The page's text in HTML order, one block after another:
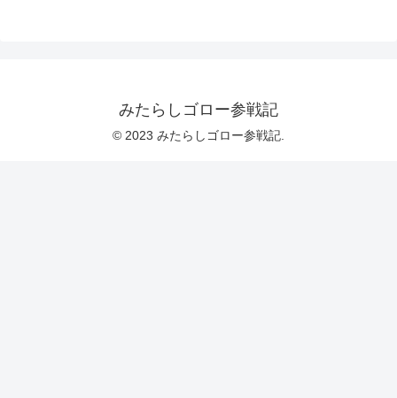
みたらしゴロー参戦記
© 2023 みたらしゴロー参戦記.